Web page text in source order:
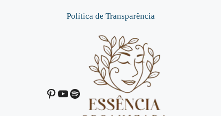
Política de Transparência
Pinterest
Youtube
Spotify